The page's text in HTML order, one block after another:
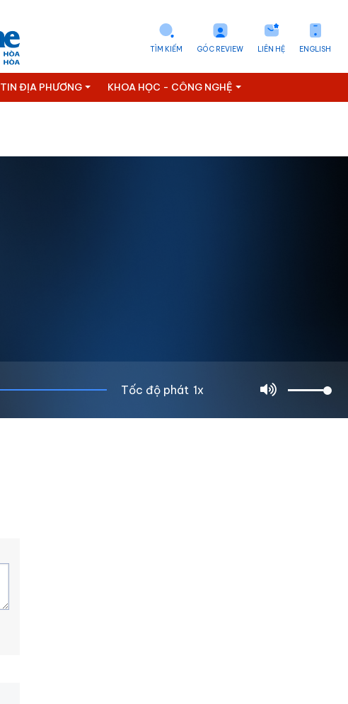
ENGLISH
LIÊN HỆ
GÓC REVIEW
TÌM KIẾM
TIN ĐỊA PHƯƠNG KHOA HỌC - CÔNG NGHỆ
Tốc độ phát 1x